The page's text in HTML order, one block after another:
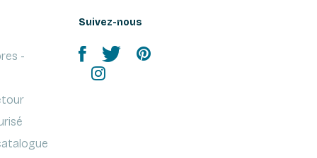
-
Suivez-nous